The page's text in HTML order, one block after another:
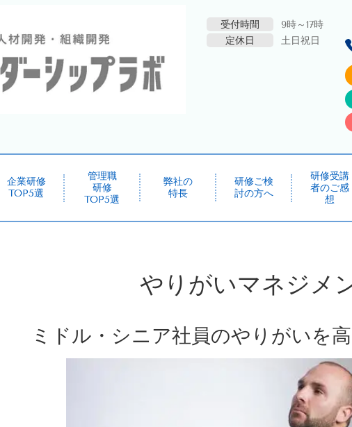
受付時間
9時～17時
定休日
土日祝日
企業研修
TOP5選
管理職
研修
TOP5選
弊社の
特長
研修ご検
討の方へ
研修受講
者のご感
想
やりがいマネジメ
ミドル・シニア社員のやりがいを